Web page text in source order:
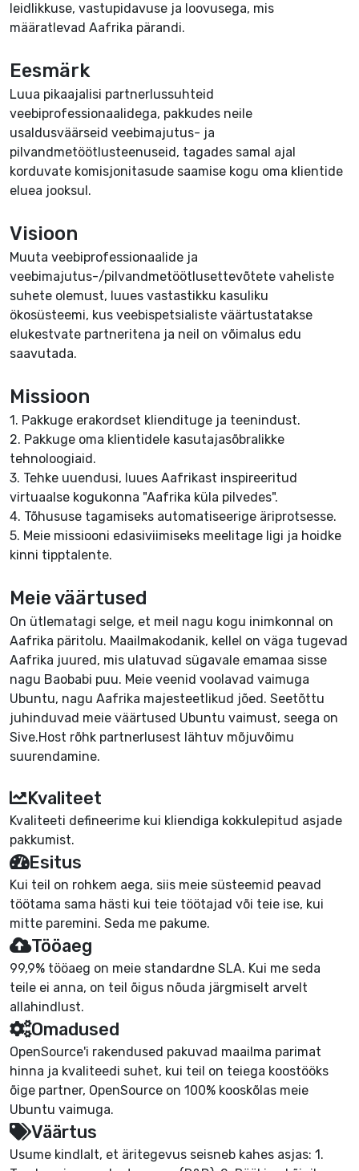
leidlikkuse, vastupidavuse ja loovusega, mis
määratlevad Aafrika pärandi.
Eesmärk
Luua pikaajalisi partnerlussuhteid
veebiprofessionaalidega, pakkudes neile
usaldusväärseid veebimajutus- ja
pilvandmetöötlusteenuseid, tagades samal ajal
korduvate komisjonitasude saamise kogu oma klientide
eluea jooksul.
Visioon
Muuta veebiprofessionaalide ja
veebimajutus-/pilvandmetöötlusettevõtete vaheliste
suhete olemust, luues vastastikku kasuliku
ökosüsteemi, kus veebispetsialiste väärtustatakse
elukestvate partneritena ja neil on võimalus edu
saavutada.
Missioon
1. Pakkuge erakordset kliendituge ja teenindust.
2. Pakkuge oma klientidele kasutajasõbralikke
tehnoloogiaid.
3. Tehke uuendusi, luues Aafrikast inspireeritud
virtuaalse kogukonna "Aafrika küla pilvedes".
4. Tõhususe tagamiseks automatiseerige äriprotsesse.
5. Meie missiooni edasiviimiseks meelitage ligi ja hoidke
kinni tipptalente.
Meie väärtused
On ütlematagi selge, et meil nagu kogu inimkonnal on
Aafrika päritolu. Maailmakodanik, kellel on väga tugevad
Aafrika juured, mis ulatuvad sügavale emamaa sisse
nagu Baobabi puu. Meie veenid voolavad vaimuga
Ubuntu, nagu Aafrika majesteetlikud jõed. Seetõttu
juhinduvad meie väärtused Ubuntu vaimust, seega on
Sive.Host rõhk partnerlusest lähtuv mõjuvõimu
suurendamine.
Kvaliteet
Kvaliteeti defineerime kui kliendiga kokkulepitud asjade
pakkumist.
Esitus
Kui teil on rohkem aega, siis meie süsteemid peavad
töötama sama hästi kui teie töötajad või teie ise, kui
mitte paremini. Seda me pakume.
Tööaeg
99,9% tööaeg on meie standardne SLA. Kui me seda
teile ei anna, on teil õigus nõuda järgmiselt arvelt
allahindlust.
Omadused
OpenSource'i rakendused pakuvad maailma parimat
hinna ja kvaliteedi suhet, kui teil on teiega koostööks
õige partner, OpenSource on 100% kooskõlas meie
Ubuntu vaimuga.
Väärtus
Usume kindlalt, et äritegevus seisneb kahes asjas: 1.